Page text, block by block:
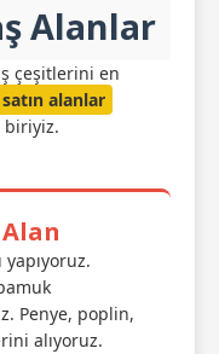
Alanlar
çeşitlerini en
alanlar
biriyiz.
Penye, poplin,
alıyoruz.